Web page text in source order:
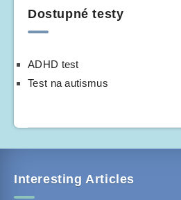
Dostupné testy
ADHD test
Test na autismus
Interesting Articles